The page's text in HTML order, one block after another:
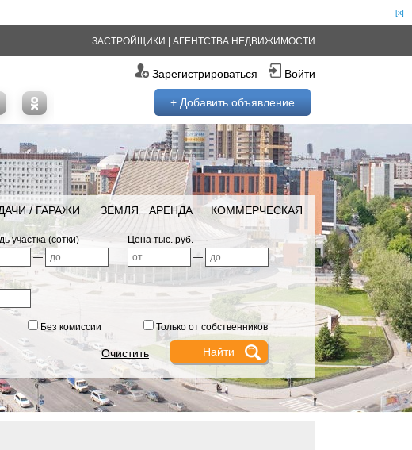
[x]
ЗАСТРОЙЩИКИ АГЕНТСТВА НЕДВИЖИМОСТИ
Зарегистрироваться Войти
+ Добавить объявление
/ ГАРАЖИ ЗЕМЛЯ АРЕНДА КОММЕРЧЕСКАЯ
участка (сотки)
—
Цена тыс. руб.
—
Без комиссии Только от собственников
Очистить